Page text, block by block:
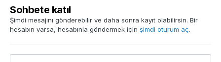
Sohbete katıl
Şimdi mesajını gönderebilir ve daha sonra kayıt olabilirsin. Bir
hesabın varsa, hesabınla göndermek için şimdi oturum aç.